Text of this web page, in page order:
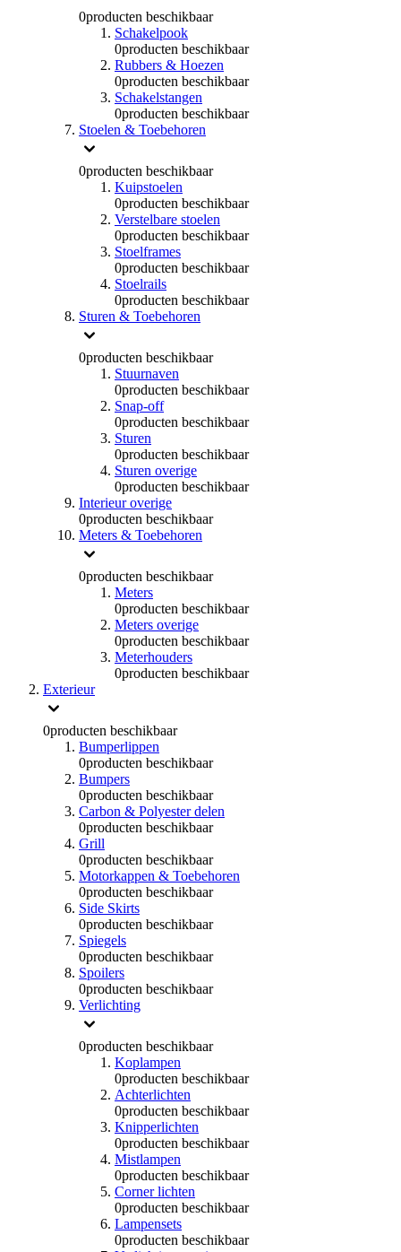
0producten beschikbaar
Schakelpook
0producten beschikbaar
Rubbers & Hoezen
0producten beschikbaar
Schakelstangen
0producten beschikbaar
Stoelen & Toebehoren
0producten beschikbaar
Kuipstoelen
0producten beschikbaar
Verstelbare stoelen
0producten beschikbaar
Stoelframes
0producten beschikbaar
Stoelrails
0producten beschikbaar
Sturen & Toebehoren
0producten beschikbaar
Stuurnaven
0producten beschikbaar
Snap-off
0producten beschikbaar
Sturen
0producten beschikbaar
Sturen overige
0producten beschikbaar
Interieur overige
0producten beschikbaar
Meters & Toebehoren
0producten beschikbaar
Meters
0producten beschikbaar
Meters overige
0producten beschikbaar
Meterhouders
0producten beschikbaar
Exterieur
0producten beschikbaar
Bumperlippen
0producten beschikbaar
Bumpers
0producten beschikbaar
Carbon & Polyester delen
0producten beschikbaar
Grill
0producten beschikbaar
Motorkappen & Toebehoren
0producten beschikbaar
Side Skirts
0producten beschikbaar
Spiegels
0producten beschikbaar
Spoilers
0producten beschikbaar
Verlichting
0producten beschikbaar
Koplampen
0producten beschikbaar
Achterlichten
0producten beschikbaar
Knipperlichten
0producten beschikbaar
Mistlampen
0producten beschikbaar
Corner lichten
0producten beschikbaar
Lampensets
0producten beschikbaar